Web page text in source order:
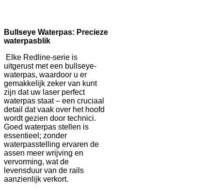
Bullseye Waterpas: Precieze
waterpasblik
Elke Redline-serie is
uitgerust met een bullseye-
waterpas, waardoor u er
gemakkelijk zeker van kunt
zijn dat uw laser perfect
waterpas staat – een cruciaal
detail dat vaak over het hoofd
wordt gezien door technici.
Goed waterpas stellen is
essentieel; zonder
waterpasstelling ervaren de
assen meer wrijving en
vervorming, wat de
levensduur van de rails
aanzienlijk verkort.